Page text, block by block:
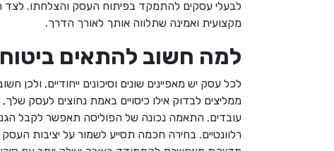
לבעלי עסקים להתמקד בפיתוח העסק והצלחתו. לצד
מקצועית ואמינה שתלווה אותך לאורך הדרך.
למה חשוב להתאים
לכל עסק יש מאפיינים שונים וסיכונים ייחודיים, ולכן
ממליצים לבדוק אילו כיסויים באמת נחוצים לעסק
עובדים. התאמה נכונה של הפוליסה תאפשר לקבל
רלוונטיים. בחירה חכמה תסייע לשמור על יציבות